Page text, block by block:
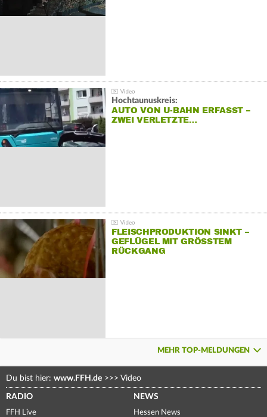
Hochtaunuskreis:
AUTO VON U-BAHN ERFASST –
ZWEI VERLETZTE…
FLEISCHPRODUKTION SINKT –
GEFLÜGEL MIT GRÖSSTEM R
ÜCKGANG
MEHR TOP-MELDUNGEN
Du bist hier: www.FFH.de >>> Video
RADIO
FFH Live
NEWS
Hessen News